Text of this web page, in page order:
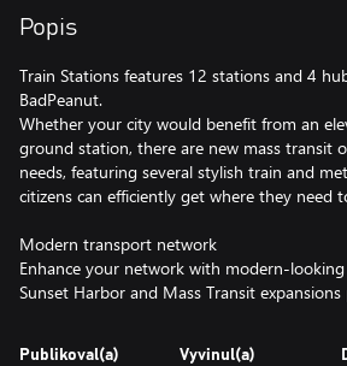
Popis
Train Stations features 12 stations and 4
BadPeanut.
Whether your city would benefit from an
ground station, there are new mass transit
needs, featuring several stylish train and
citizens can efficiently get where they need
Modern transport network
Enhance your network with modern-
Publikoval(a) Vyvinul(a)